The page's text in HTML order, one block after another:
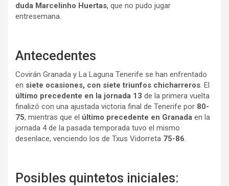
duda Marcelinho Huertas, que no pudo jugar
entresemana.
Antecedentes
Covirán Granada y La Laguna Tenerife se han enfrentado
en siete ocasiones, con siete triunfos chicharreros. El
último precedente en la jornada 13 de la primera vuelta
finalizó con una ajustada victoria final de Tenerife por 80-
75, mientras que el último precedente en Granada en la
jornada 4 de la pasada temporada tuvo el mismo
desenlace, venciendo los de Txus Vidorreta 75-86.
Posibles quintetos iniciales: